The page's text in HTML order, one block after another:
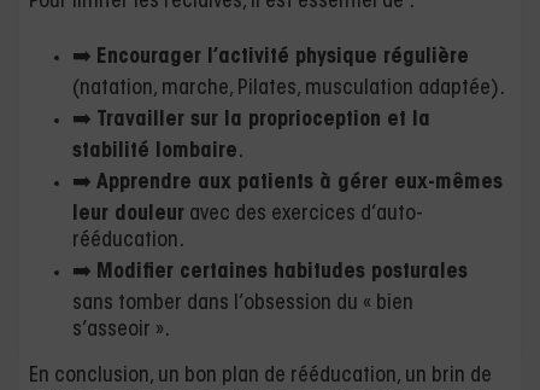
➡️ Encourager l’activité physique régulière
(natation, marche, Pilates, musculation adaptée).
➡️ Travailler sur la proprioception et la
stabilité lombaire.
➡️ Apprendre aux patients à gérer eux-mêmes
leur douleur avec des exercices d’auto-
rééducation.
➡️ Modifier certaines habitudes posturales
sans tomber dans l’obsession du « bien
s’asseoir ».
En conclusion, un bon plan de rééducation, un brin de